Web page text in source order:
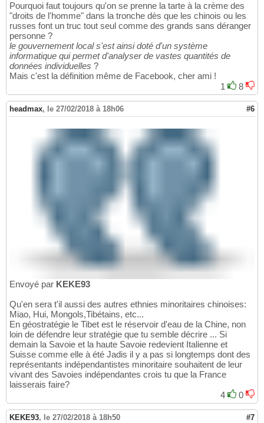
Pourquoi faut toujours qu'on se prenne la tarte à la crème des
"droits de l'homme" dans la tronche dès que les chinois ou les
russes font un truc tout seul comme des grands sans déranger
personne ?
le gouvernement local s'est ainsi doté d'un système
informatique qui permet d'analyser de vastes quantités de
données individuelles ?
Mais c'est la définition même de Facebook, cher ami !
1
8
headmax, le 27/02/2018 à 18h06 #6
Envoyé par KEKE93
Qu'en sera t'il aussi des autres ethnies minoritaires chinoises:
Miao, Hui, Mongols,Tibétains, etc...
En géostratégie le Tibet est le réservoir d'eau de la Chine, non
loin de défendre leur stratégie que tu semble décrire ... Si
demain la Savoie et la haute Savoie redevient Italienne et
Suisse comme elle à été Jadis il y a pas si longtemps dont des
représentants indépendantistes minoritaire souhaitent de leur
vivant des Savoies indépendantes crois tu que la France
laisserais faire?
4
0
KEKE93, le 27/02/2018 à 18h50 #7